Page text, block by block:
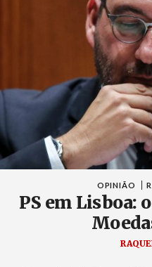
OPINIÃO
PS em Lisboa: